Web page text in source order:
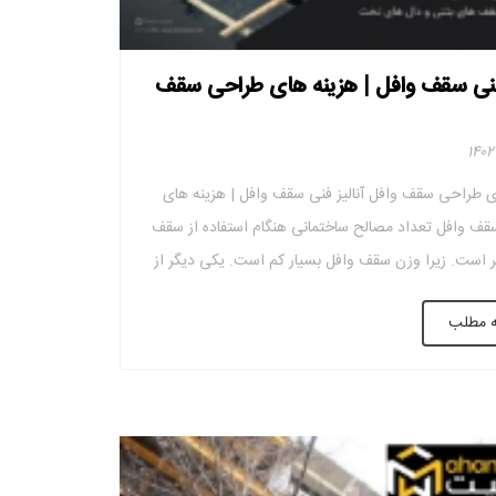
فنی سقف وافل | هزینه های طراحی سقف
طراحی سقف وافل آنالیز فنی سقف وافل | هزینه های
وافل تعداد مصالح ساختمانی هنگام استفاده از سقف
است. زیرا وزن سقف وافل بسیار کم است. یکی دیگر از
مقرون به صرفه، داشتن سقف کاذب است. در نتیجه یک
بار جانبی را تحمل می کند. […]
مطلب